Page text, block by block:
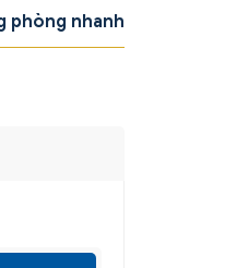
phòng nhanh